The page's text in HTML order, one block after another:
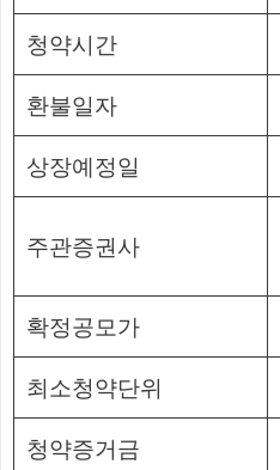
청약시간
환불일자
상장예정일
주관증권사
확정공모가
최소청약단위
청약증거금